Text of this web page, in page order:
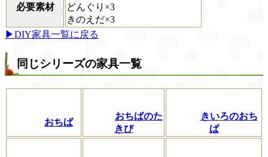
必要素材
どんぐり×3
きのえだ×3
▶DIY家具一覧に戻る
同じシリーズの家具一覧
おちば
おちばのた
きび
きいろのおち
ば